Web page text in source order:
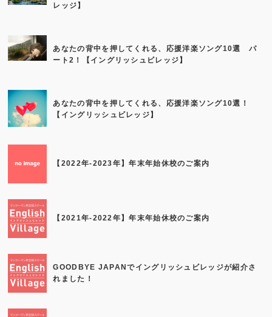
レッジ】
あなたの背中を押してくれる、応援洋楽ソング10選 パ
ート2！【イングリッシュビレッジ】
あなたの背中を押してくれる、応援洋楽ソング10選！
【イングリッシュビレッジ】
【2022年-2023年】年末年始休校のご案内
【2021年-2022年】年末年始休校のご案内
GOODBYE JAPANでイングリッシュビレッジが紹介さ
れました！